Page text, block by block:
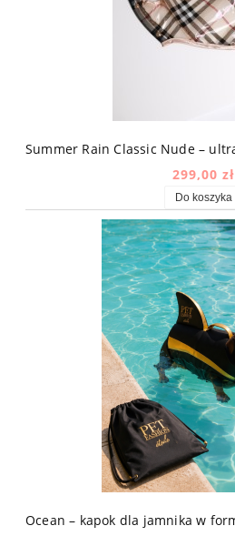
299,00 zł
Do koszyka